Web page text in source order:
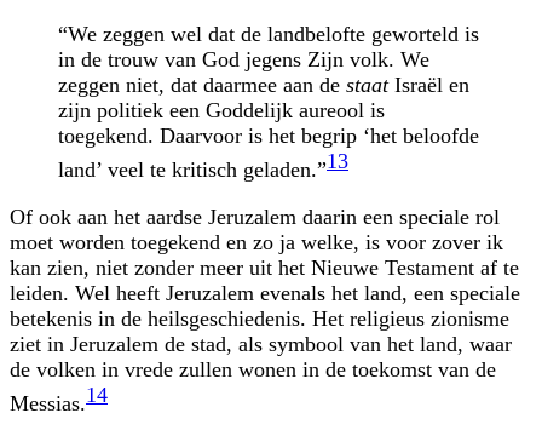
“We zeggen wel dat de landbelofte geworteld is
in de trouw van God jegens Zijn volk. We
zeggen niet, dat daarmee aan de staatIsraël en
zijn politiek een Goddelijk aureool is
toegekend. Daarvoor is het begrip ‘het beloofde
land’ veel te kritisch geladen.”13
Of ook aan het aardse Jeruzalem daarin een speciale rol
moet worden toegekend en zo ja welke, is voor zover ik
kan zien, niet zonder meer uit het Nieuwe Testament af te
leiden. Wel heeft Jeruzalem evenals het land, een speciale
betekenis in de heilsgeschiedenis. Het religieus zionisme
ziet in Jeruzalem de stad, als symbool van het land, waar
de volken in vrede zullen wonen in de toekomst van de
Messias.14